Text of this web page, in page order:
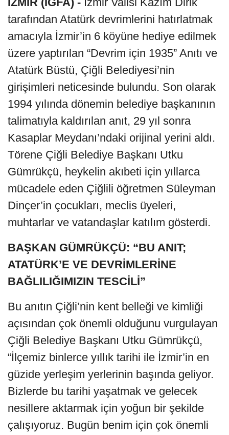
tarafından Atatürk devrimlerini hatırlatmak
amacıyla İzmir’in 6 köyüne hediye edilmek
üzere yaptırılan “Devrim için 1935” Anıtı ve
Atatürk Büstü, Çiğli Belediyesi’nin
girişimleri neticesinde bulundu. Son olarak
1994 yılında dönemin belediye başkanının
talimatıyla kaldırılan anıt, 29 yıl sonra
Kasaplar Meydanı’ndaki orijinal yerini aldı.
Törene Çiğli Belediye Başkanı Utku
Gümrükçü, heykelin akıbeti için yıllarca
mücadele eden Çiğlili öğretmen Süleyman
Dinçer’in çocukları, meclis üyeleri,
muhtarlar ve vatandaşlar katılım gösterdi.
BAŞKAN GÜMRÜKÇÜ: “BU ANIT;
ATATÜRK’E VE DEVRİMLERİNE
BAĞLILIĞIMIZIN TESCİLİ”
Bu anıtın Çiğli’nin kent belleği ve kimliği
açısından çok önemli olduğunu vurgulayan
Çiğli Belediye Başkanı Utku Gümrükçü,
“İlçemiz binlerce yıllık tarihi ile İzmir’in en
güzide yerleşim yerlerinin başında geliyor.
Bizlerde bu tarihi yaşatmak ve gelecek
nesillere aktarmak için yoğun bir şekilde
çalışıyoruz. Bugün benim için çok önemli